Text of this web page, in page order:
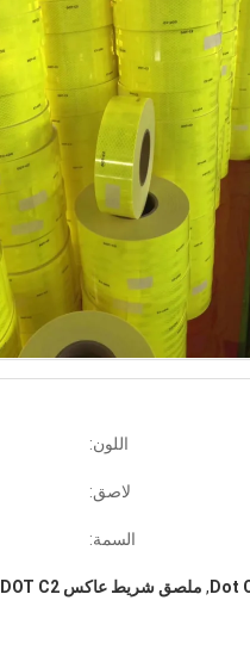
اللون:
لاصق:
السمة:
, ملصق شريط عاكس DOT C2